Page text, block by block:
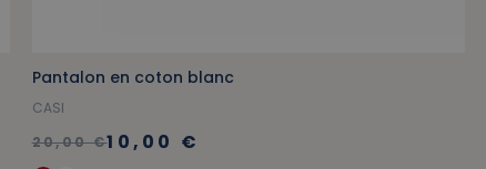
Pantalon en coton blanc
CASI
20,00 €10,00 €